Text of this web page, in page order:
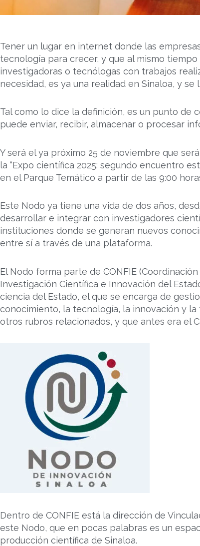
Tener un lugar en internet donde las
tecnología para crecer, y que al mismo
investigadoras o tecnólogas con trabajos
necesidad, es ya una realidad en Sinaloa, y
Tal como lo dice la definición, es un punto de
puede enviar, recibir, almacenar o procesar
Y será el ya próximo 25 de noviembre que
la “Expo científica 2025: segundo encuentro
en el Parque Temático a partir de las 9:00
Este Nodo ya tiene una vida de dos años,
desarrollar e integrar con investigadores
instituciones donde se generan nuevos
entre sí a través de una plataforma.
El Nodo forma parte de CONFIE
Investigación Científica e Innovación del
ciencia del Estado, el que se encarga de
conocimiento, la tecnología, la innovación y
otros rubros relacionados, y que antes era el
Dentro de CONFIE está la dirección de
este Nodo, que en pocas palabras es un
producción científica de Sinaloa.